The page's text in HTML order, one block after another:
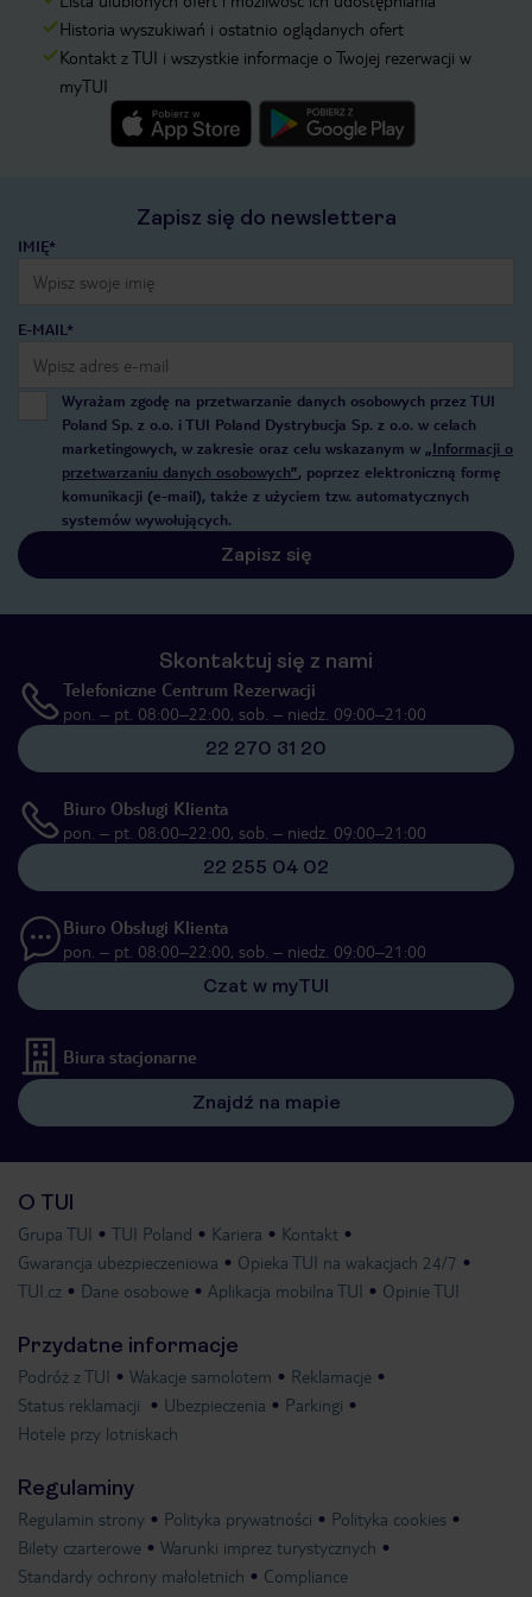
Historia wyszukiwań i ostatnio oglądanych ofert
Kontakt z TUI i wszystkie informacje o Twojej rezerwacji w
myTUI
Zapisz się do newslettera
IMIĘ*
E-MAIL*
Wyrażam zgodę na przetwarzanie danych osobowych przez TUI
Poland Sp. z o.o. i TUI Poland Dystrybucja Sp. z o.o. w celach
marketingowych, w zakresie oraz celu wskazanym w „Informacji o
przetwarzaniu danych osobowych”, poprzez elektroniczną formę
komunikacji (e-mail), także z użyciem tzw. automatycznych
systemów wywołujących.
Zapisz się
Skontaktuj się z nami
Telefoniczne Centrum Rezerwacji
pon. – pt. 08:00–22:00, sob. – niedz. 09:00–21:00
22 270 31 20
Biuro Obsługi Klienta
pon. – pt. 08:00–22:00, sob. – niedz. 09:00–21:00
22 255 04 02
Biuro Obsługi Klienta
pon. – pt. 08:00–22:00, sob. – niedz. 09:00–21:00
Czat w myTUI
Biura stacjonarne
Znajdź na mapie
O TUI
Grupa TUI TUI Poland Kariera
Kontakt
Gwarancja ubezpieczeniowa
Opieka TUI na wakacjach 24/7
TUI.cz
Dane osobowe Aplikacja mobilna TUI Opinie TUI
Przydatne informacje
Podróż z TUI Wakacje samolotem
Reklamacje
Status reklamacji
Ubezpieczenia
Parkingi
Hotele przy lotniskach
Regulaminy
Regulamin strony Polityka prywatności
Polityka cookies
Bilety czarterowe
Warunki imprez turystycznych
Standardy ochrony małoletnich
Compliance